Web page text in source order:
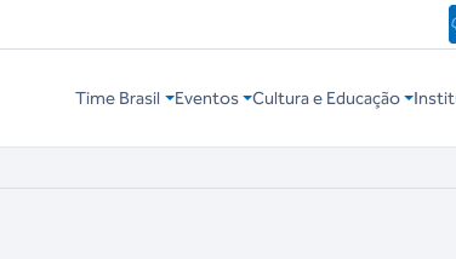
Time Brasil Eventos Cultura e Educação